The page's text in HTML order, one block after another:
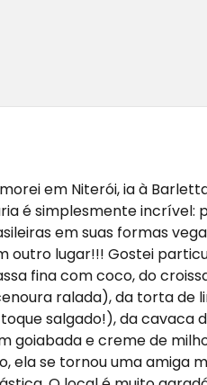
em Niterói, ia à
é simplesmente incrível:
em suas formas
outro lugar!!! Gostei
fina com coco, do
ralada), da torta de
salgado!), da cavaca
goiabada e creme de
ela se tornou uma amiga